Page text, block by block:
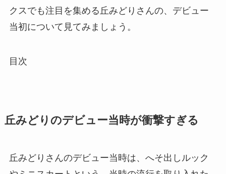
クスでも注目を集める丘みどりさんの、デビュー
当初について見てみましょう。
目次
丘みどりのデビュー当時が衝撃すぎる
丘みどりさんのデビュー当時は、へそ出しルック